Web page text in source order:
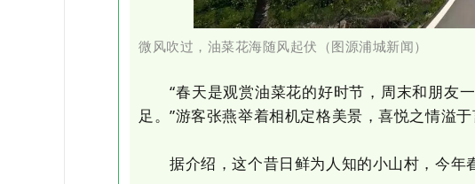
微风吹过， 油菜花海随风起伏 （图源浦城新闻）
“春天是观赏油菜花的好时节，周末和朋友
足。”游客张燕举着相机定格美景，喜悦之情溢于
据介绍，这个昔日鲜为人知的小山村，今年